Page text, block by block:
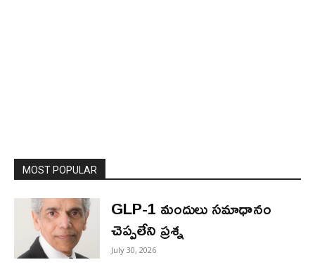
MOST POPULAR
GLP-1 మందులు సమాధానం
చెప్పలేని ప్రశ్న
July 30, 2026